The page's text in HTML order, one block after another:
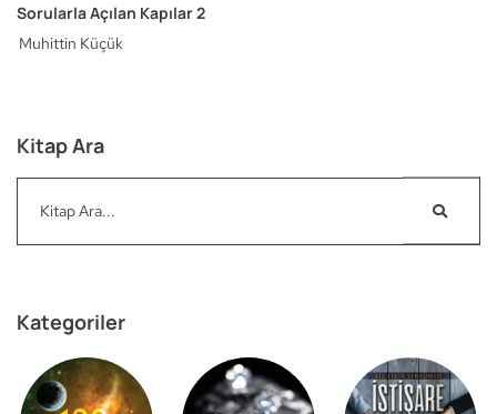
Kitap Ara
Kategoriler
Sorularla Açılan Kapılar 2
Muhittin Küçük